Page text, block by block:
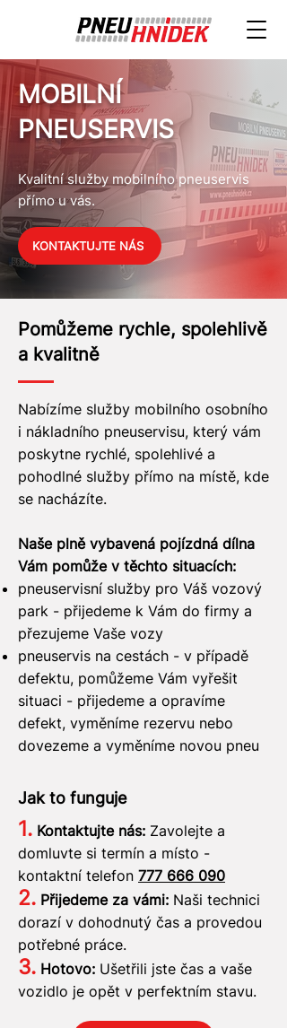
MOBILNÍ
PNEUSERVIS
Kvalitní služby mobilního pneuservis
přímo u vás.
KONTAKTUJTE NÁS
Pomůžeme rychle, spolehlivě
a kvalitně
Nabízíme služby mobilního osobního
i nákladního pneuservisu, který vám
poskytne rychlé, spolehlivé a
pohodlné služby přímo na místě, kde
se nacházíte.
Naše plně vybavená pojízdná dílna
Vám pomůže v těchto situacích:
pneuservisní služby pro Váš vozový
park - přijedeme k Vám do firmy a
přezujeme Vaše vozy
pneuservis na cestách - v případě
defektu, pomůžeme Vám vyřešit
situaci - přijedeme a opravíme
defekt, vyměníme rezervu nebo
dovezeme a vyměníme novou pneu
Jak to funguje
1. Kontaktujte nás: Zavolejte a
domluvte si termín a místo -
kontaktní telefon 777 666 090
2. Přijedeme za vámi: Naši technici
dorazí v dohodnutý čas a provedou
potřebné práce.
3. Hotovo: Ušetřili jste čas a vaše
vozidlo je opět v perfektním stavu.